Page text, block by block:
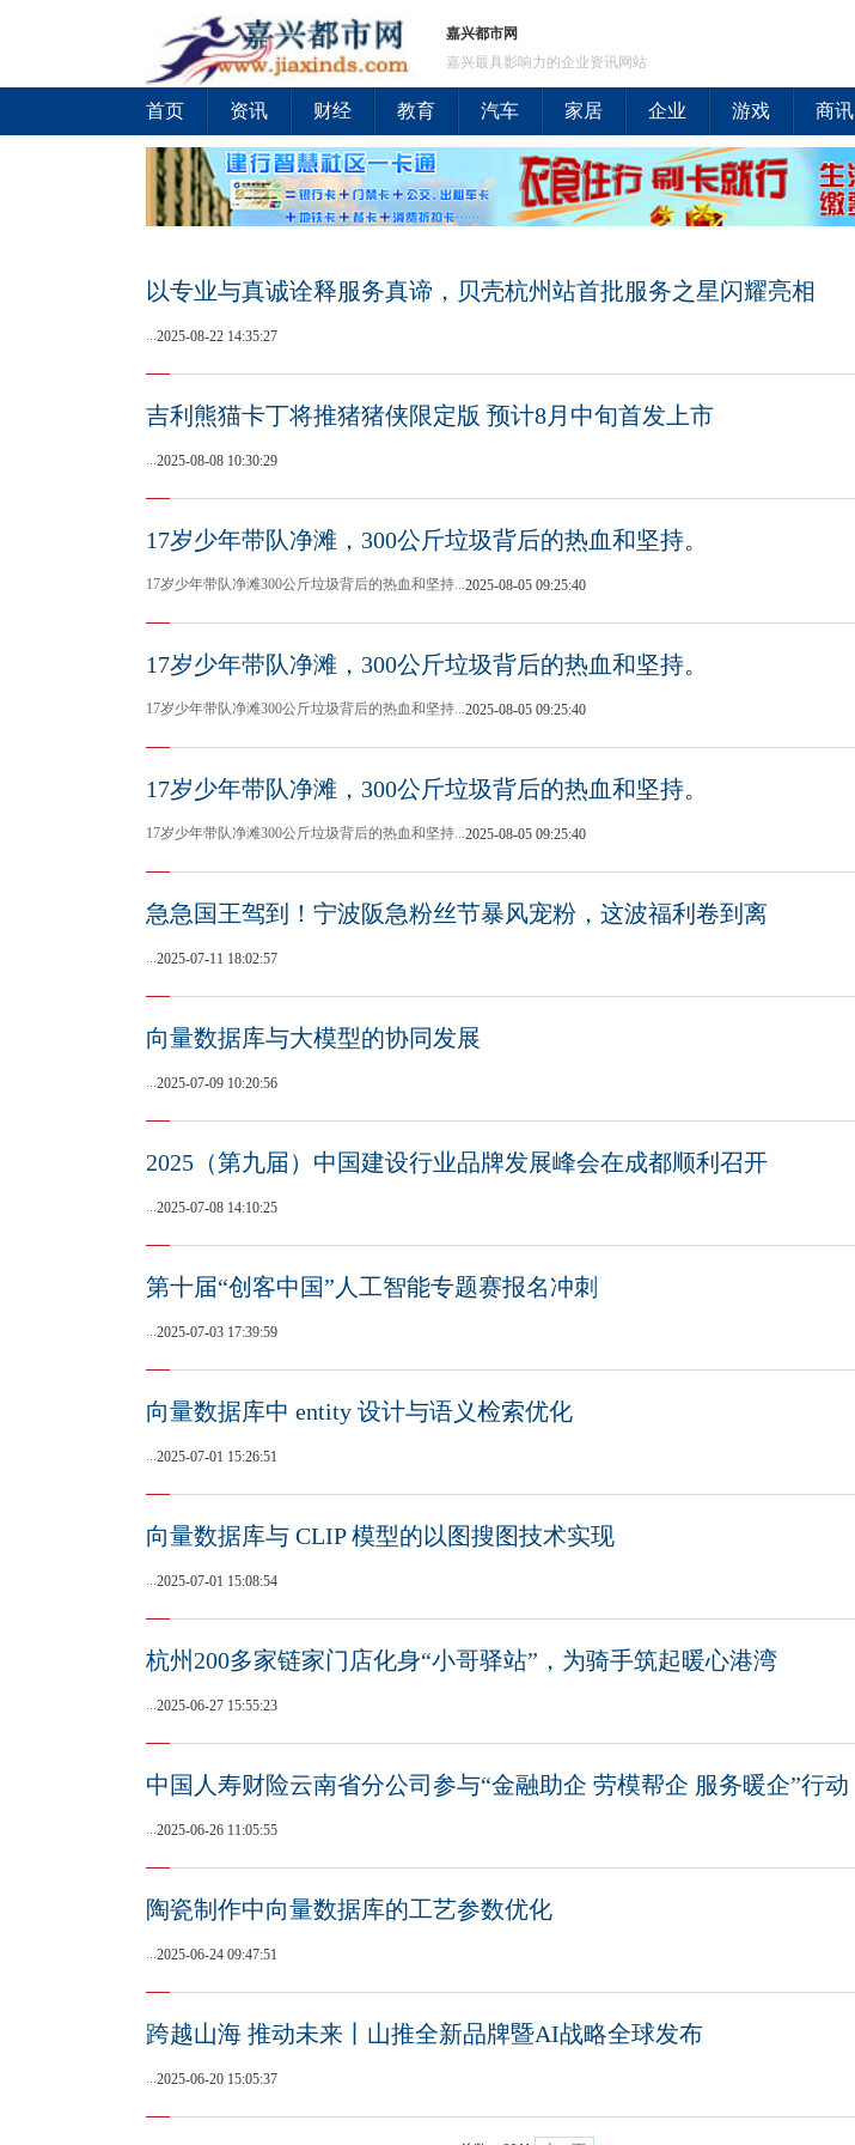
嘉兴都市网
嘉兴最具影响力的企业资讯网站
首页 资讯 财经 教育 汽车 家居 企业 游戏 商讯
以专业与真诚诠释服务真谛，贝壳杭州站首批服务之星闪耀亮相
...2025-08-22 14:35:27
吉利熊猫卡丁将推猪猪侠限定版 预计8月中旬首发上市
...2025-08-08 10:30:29
17岁少年带队净滩，300公斤垃圾背后的热血和坚持。
17岁少年带队净滩300公斤垃圾背后的热血和坚持...2025-08-05 09:25:40
17岁少年带队净滩，300公斤垃圾背后的热血和坚持。
17岁少年带队净滩300公斤垃圾背后的热血和坚持...2025-08-05 09:25:40
17岁少年带队净滩，300公斤垃圾背后的热血和坚持。
17岁少年带队净滩300公斤垃圾背后的热血和坚持...2025-08-05 09:25:40
急急国王驾到！宁波阪急粉丝节暴风宠粉，这波福利卷到离
...2025-07-11 18:02:57
向量数据库与大模型的协同发展
...2025-07-09 10:20:56
2025（第九届）中国建设行业品牌发展峰会在成都顺利召开
...2025-07-08 14:10:25
第十届“创客中国”人工智能专题赛报名冲刺
...2025-07-03 17:39:59
向量数据库中 entity 设计与语义检索优化
...2025-07-01 15:26:51
向量数据库与 CLIP 模型的以图搜图技术实现
...2025-07-01 15:08:54
杭州200多家链家门店化身“小哥驿站”，为骑手筑起暖心港湾
...2025-06-27 15:55:23
中国人寿财险云南省分公司参与“金融助企 劳模帮企 服务暖企”行动
...2025-06-26 11:05:55
陶瓷制作中向量数据库的工艺参数优化
...2025-06-24 09:47:51
跨越山海 推动未来丨山推全新品牌暨AI战略全球发布
...2025-06-20 15:05:37